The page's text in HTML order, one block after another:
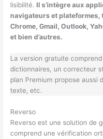
lisibilité. Il s’intègre aux
navigateurs et plateformes,
Chrome, Gmail, Outlook,
et bien d’autres.
La version gratuite
dictionnaires, un correcteur
plan Premium propose aussi
texte, etc.
Reverso
Reverso est une solution de
comprend une vérification